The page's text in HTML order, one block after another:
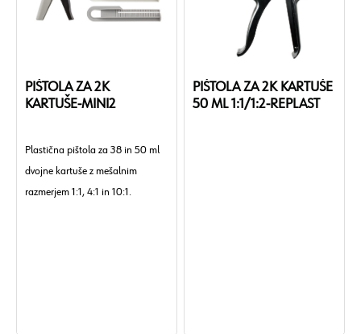
PIŠTOLA ZA 2K
KARTUŠE-MINI2
Plastična pištola za 38 in 50 ml
dvojne kartuše z mešalnim
razmerjem 1:1, 4:1 in 10:1.
PIŠTOLA ZA 2K KARTUŠE
50 ML 1:1/1:2-REPLAST